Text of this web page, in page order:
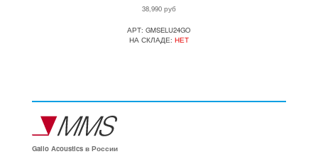
38,990руб
АРТ: GMSELU24GO
НА СКЛАДЕ: НЕТ
Gallo Acoustics в России